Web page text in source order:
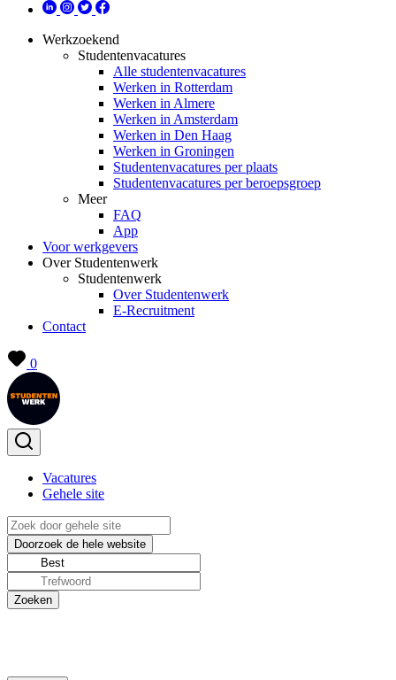
Werkzoekend
Studentenvacatures
Alle studentenvacatures
Werken in Rotterdam
Werken in Almere
Werken in Amsterdam
Werken in Den Haag
Werken in Groningen
Studentenvacatures per plaats
Studentenvacatures per beroepsgroep
Meer
FAQ
App
Voor werkgevers
Over Studentenwerk
Studentenwerk
Over Studentenwerk
E-Recruitment
Contact
0
Vacatures
Gehele site